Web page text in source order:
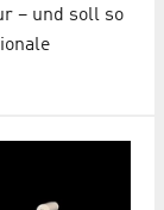
– und soll so